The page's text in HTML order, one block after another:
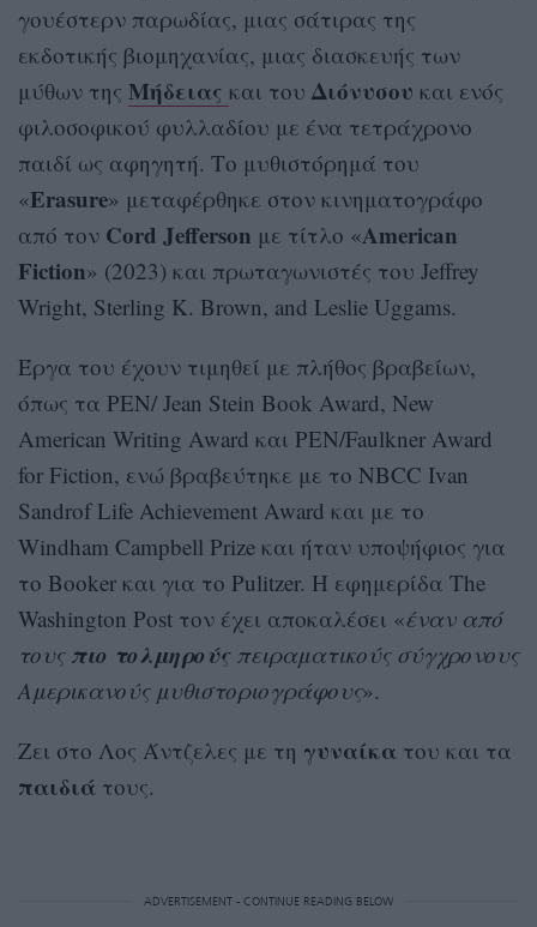
γουέστερν παρωδίας, μιας σάτιρας της
εκδοτικής βιομηχανίας, μιας διασκευής των
μύθων της Μήδειας και του Διόνυσου και ενός
φιλοσοφικού φυλλαδίου με ένα τετράχρονο
παιδί ως αφηγητή. Το μυθιστόρημά του
«Erasure» μεταφέρθηκε στον κινηματογράφο
από τον Cord Jefferson με τίτλο «American
Fiction» (2023) και πρωταγωνιστές του Jeffrey
Wright, Sterling K. Brown, and Leslie Uggams.
Έργα του έχουν τιμηθεί με πλήθος βραβείων,
όπως τα PEN/ Jean Stein Book Award, New
American Writing Award και PEN/Faulkner Award
for Fiction, ενώ βραβεύτηκε με το NBCC Ivan
Sandrof Life Achievement Award και με το
Windham Campbell Prize και ήταν υποψήφιος για
το Booker και για το Pulitzer. Η εφημερίδα The
Washington Post τον έχει αποκαλέσει «έναν από
τους πιο τολμηρούςπειραματικούς σύγχρονους
Αμερικανούς μυθιστοριογράφους».
Ζει στο Λος Άντζελες με τη γυναίκα του και τα
παιδιά τους.
ADVERTISEMENT - CONTINUE READING BELOW